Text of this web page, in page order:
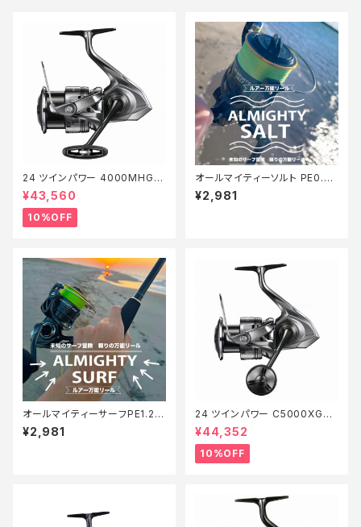
24 ツインパワー 4000MHG
【継続セール_リール】【10】
¥43,560
10%OFF
オールマイティーソルト PE0.8
号150m Tオリ
¥2,981
オールマイティーサーフPE1.2 2
00m【Tオリ】
¥2,981
24 ツインパワー C5000XG
【継続セール_リール】【10】
¥44,352
10%OFF